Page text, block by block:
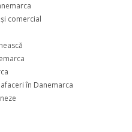
comercial
în Danemarca